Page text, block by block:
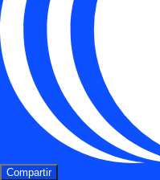
Compartir